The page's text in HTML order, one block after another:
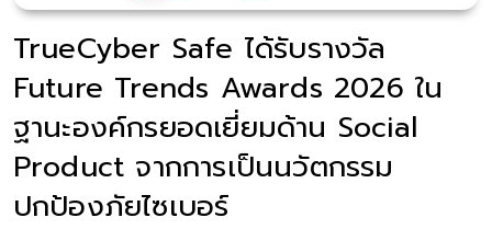
TrueCyber Safe ได้รับรางวัล
Future Trends Awards 2026 ใน
ฐานะองค์กรยอดเยี่ยมด้าน Social
Product จากการเป็นนวัตกรรม
ปกป้องภัยไซเบอร์